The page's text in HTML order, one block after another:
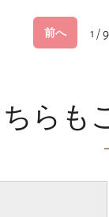
前へ 1 /
らも